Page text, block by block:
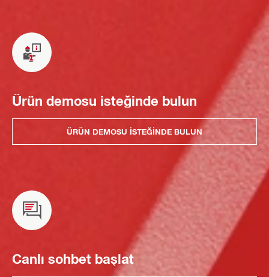
Ürün demosu isteğinde bulun
ÜRÜN DEMOSU ISTEĞINDE BULUN
Canlı sohbet başlat